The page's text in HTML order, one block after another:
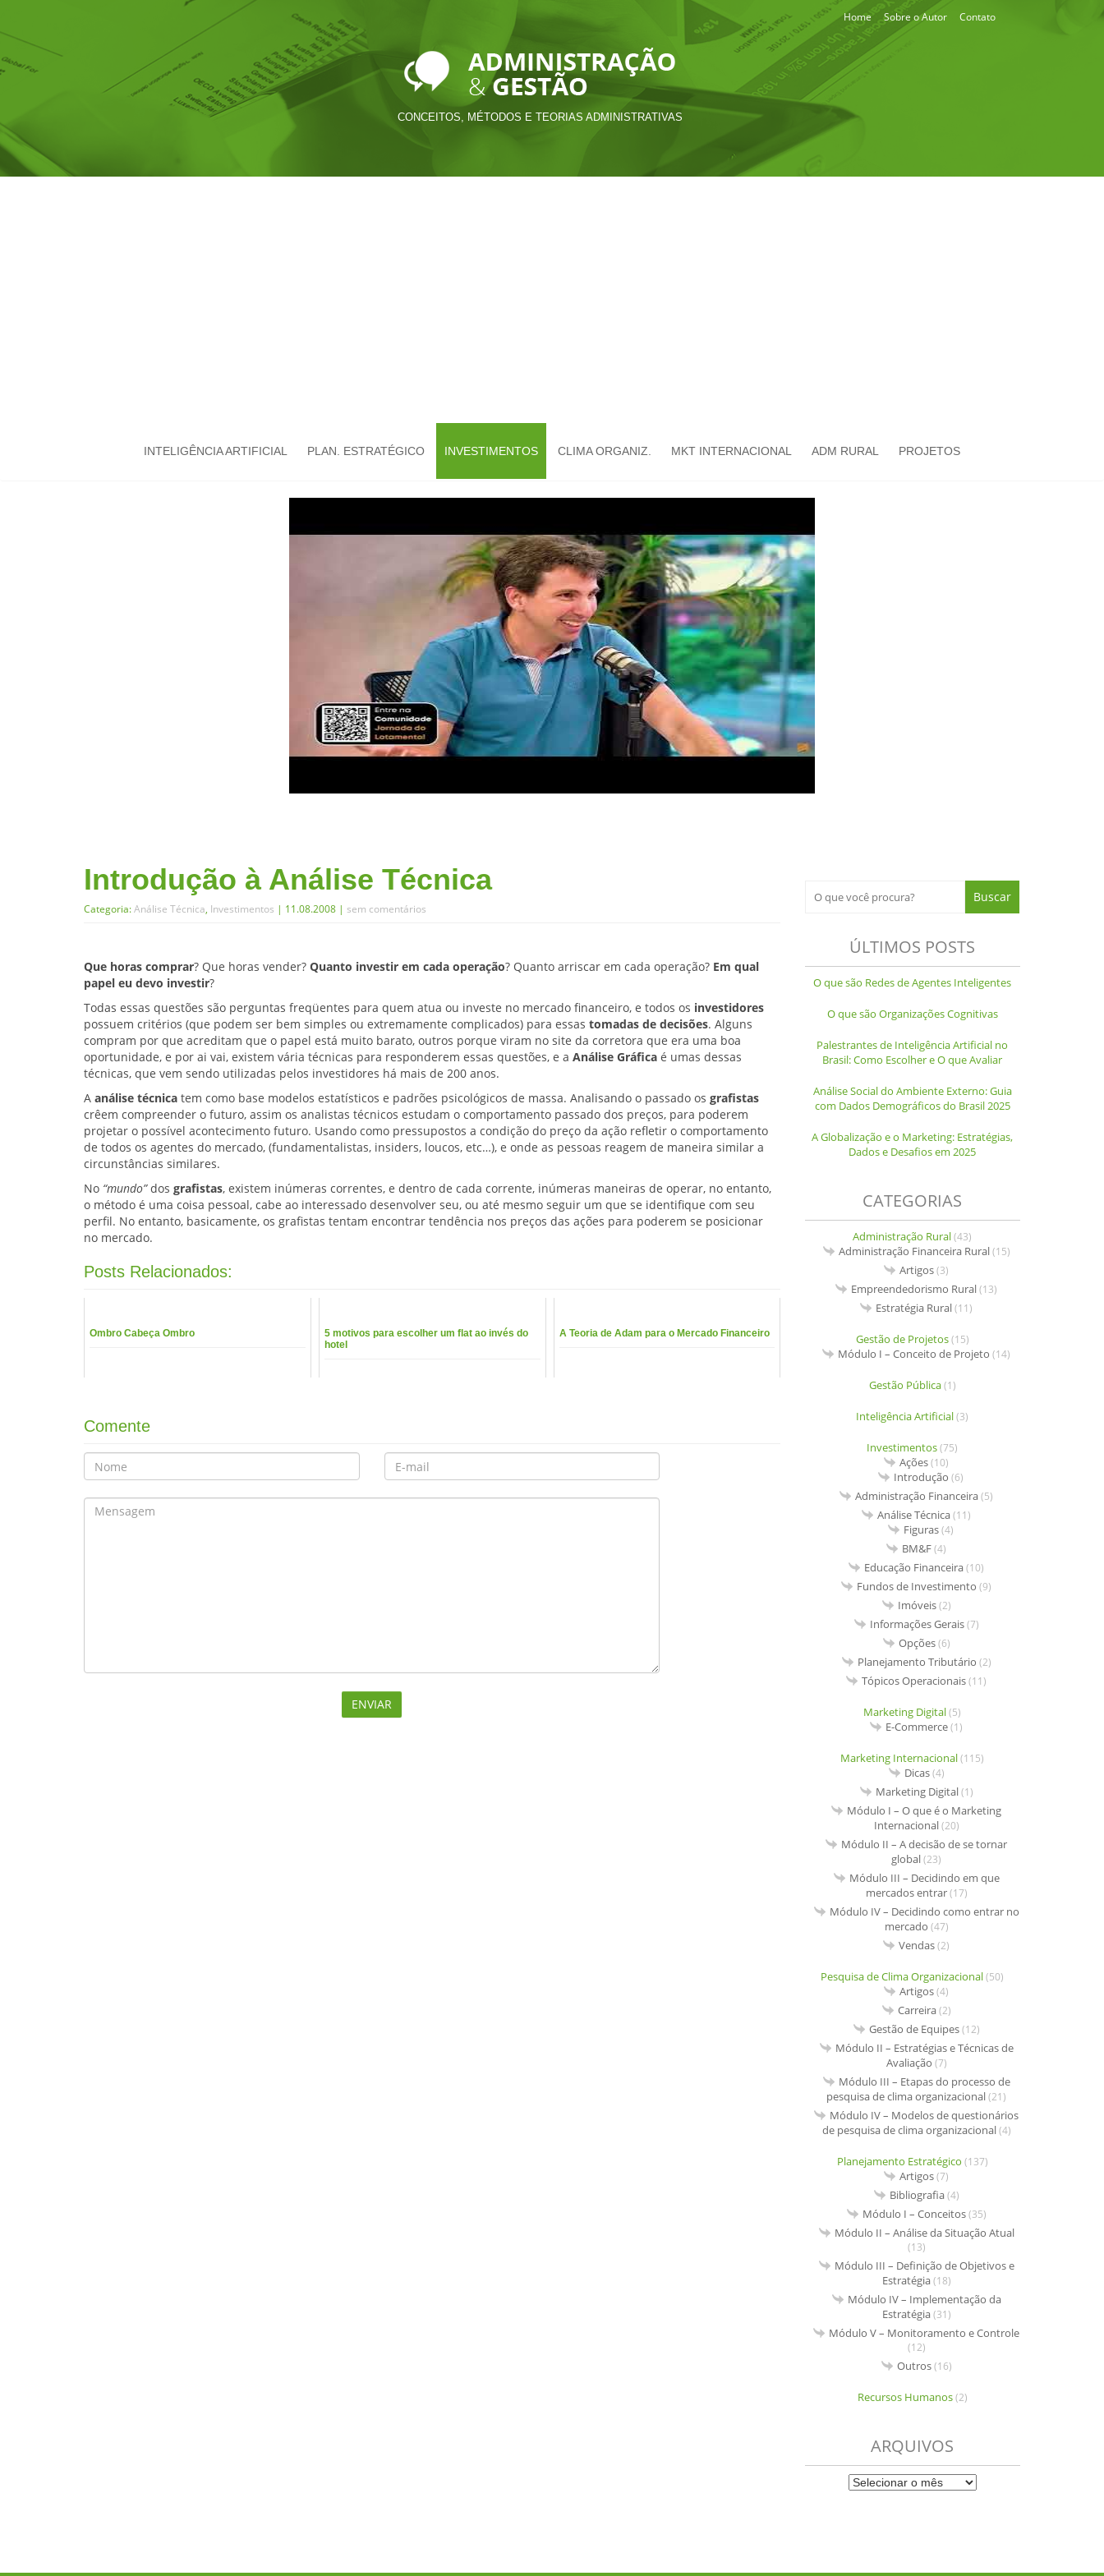
Home Sobre o Autor Contato
CONCEITOS, MÉTODOS E TEORIAS ADMINISTRATIVAS
INTELIGÊNCIA ARTIFICIAL PLAN. ESTRATÉGICO INVESTIMENTOS CLIMA ORGANIZ. MKT INTERNACIONAL ADM RURAL PROJETOS
Introdução à Análise Técnica
Categoria:Análise Técnica, Investimentos | 11.08.2008 | sem comentários
Que horas comprar? Que horas vender? Quanto investir em cada operação? Quanto arriscar em cada operação? Em qual
papel eu devo investir?
Todas essas questões são perguntas freqüentes para quem atua ou investe no mercado financeiro, e todos os investidores
possuem critérios (que podem ser bem simples ou extremamente complicados) para essas tomadas de decisões. Alguns
compram por que acreditam que o papel está muito barato, outros porque viram no site da corretora que era uma boa
oportunidade, e por ai vai, existem vária técnicas para responderem essas questões, e a Análise Gráfica é umas dessas
técnicas, que vem sendo utilizadas pelos investidores há mais de 200 anos.
A análise técnica tem como base modelos estatísticos e padrões psicológicos de massa. Analisando o passado os grafistas
crêem compreender o futuro, assim os analistas técnicos estudam o comportamento passado dos preços, para poderem
projetar o possível acontecimento futuro. Usando como pressupostos a condição do preço da ação refletir o comportamento
de todos os agentes do mercado, (fundamentalistas, insiders, loucos, etc…), e onde as pessoas reagem de maneira similar a
circunstâncias similares.
No “mundo”dos grafistas, existem inúmeras correntes, e dentro de cada corrente, inúmeras maneiras de operar, no entanto,
o método é uma coisa pessoal, cabe ao interessado desenvolver seu, ou até mesmo seguir um que se identifique com seu
perfil. No entanto, basicamente, os grafistas tentam encontrar tendência nos preços das ações para poderem se posicionar
no mercado.
Posts Relacionados:
Ombro Cabeça Ombro
5 motivos para escolher um flat ao invés do
hotel
A Teoria de Adam para o Mercado Financeiro
Comente
ÚLTIMOS POSTS
O que são Redes de Agentes Inteligentes
O que são Organizações Cognitivas
Palestrantes de Inteligência Artificial no
Brasil: Como Escolher e O que Avaliar
Análise Social do Ambiente Externo: Guia
com Dados Demográficos do Brasil 2025
A Globalização e o Marketing: Estratégias,
Dados e Desafios em 2025
CATEGORIAS
Administração Rural(43)
Administração Financeira Rural(15)
Artigos(3)
Empreendedorismo Rural(13)
Estratégia Rural(11)
Gestão de Projetos(15)
Módulo I – Conceito de Projeto (14)
Gestão Pública(1)
Inteligência Artificial(3)
Investimentos(75)
Ações(10)
Introdução (6)
Administração Financeira(5)
Análise Técnica(11)
Figuras(4)
BM&F(4)
Educação Financeira(10)
Fundos de Investimento (9)
Imóveis(2)
Informações Gerais(7)
Opções(6)
Planejamento Tributário (2)
Tópicos Operacionais(11)
Marketing Digital(5)
E-Commerce(1)
Marketing Internacional(115)
Dicas(4)
Marketing Digital(1)
Módulo I – O que é o Marketing
Internacional(20)
Módulo II – A decisão de se tornar
global(23)
Módulo III – Decidindo em que
mercados entrar(17)
Módulo IV – Decidindo como entrar no
mercado (47)
Vendas(2)
Pesquisa de Clima Organizacional(50)
Artigos(4)
Carreira(2)
Gestão de Equipes(12)
Módulo II – Estratégias e Técnicas de
Avaliação (7)
Módulo III – Etapas do processo de
pesquisa de clima organizacional(21)
Módulo IV – Modelos de questionários
de pesquisa de clima organizacional(4)
Planejamento Estratégico (137)
Artigos(7)
Bibliografia(4)
Módulo I – Conceitos(35)
Módulo II – Análise da Situação Atual
(13)
Módulo III – Definição de Objetivos e
Estratégia(18)
Módulo IV – Implementação da
Estratégia(31)
Módulo V – Monitoramento e Controle
(12)
Outros(16)
Recursos Humanos(2)
ARQUIVOS